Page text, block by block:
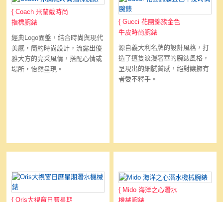
{Coach 米蘭戴時尚
指標腕錶
經典Logo面盤，結合時尚與現代
美感，簡約時尚設計，流露出優
雅大方的亮采風情，搭配心情或
場所，怡然呈現。
{Gucci 花團錦簇金色
牛皮時尚腕錶
源自義大利名牌的設計風格，打
造了這隻浪漫奢華的腕錶風格，
呈現出的細膩質感，絕對讓擁有
者愛不釋手。
錶
{Oris大視窗日曆星期
{ Mido 海洋之心潛水
機械腕錶